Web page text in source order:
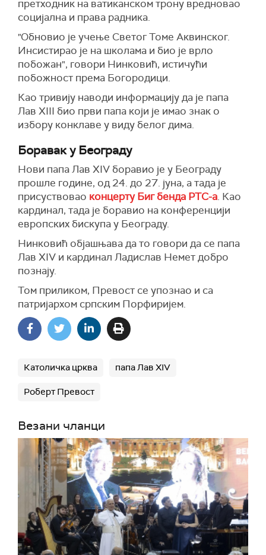
претходник на ватиканском трону вредновао
социјална и права радника.
"Обновио је учење Светог Томе Аквинског.
Инсистирао је на школама и био је врло
побожан", говори Нинковић, истичући
побожност према Богородици.
Као тривију наводи информацију да је папа
Лав XIII био први папа који је имао знак о
избору конклаве у виду белог дима.
Боравак у Београду
Нови папа Лав XIV боравио је у Београду
прошле године, од 24. до 27. јуна, а тада је
присуствовао концерту Биг бенда РТС-а. Као
кардинал, тада је боравио на конференцији
европских бискупа у Београду.
Нинковић објашњава да то говори да се папа
Лав XIV и кардинал Ладислав Немет добро
познају.
Том приликом, Превост се упознао и са
патријархом српским Порфиријем.
Католичка црква папа Лав XIV
Роберт Превост
Везани чланци